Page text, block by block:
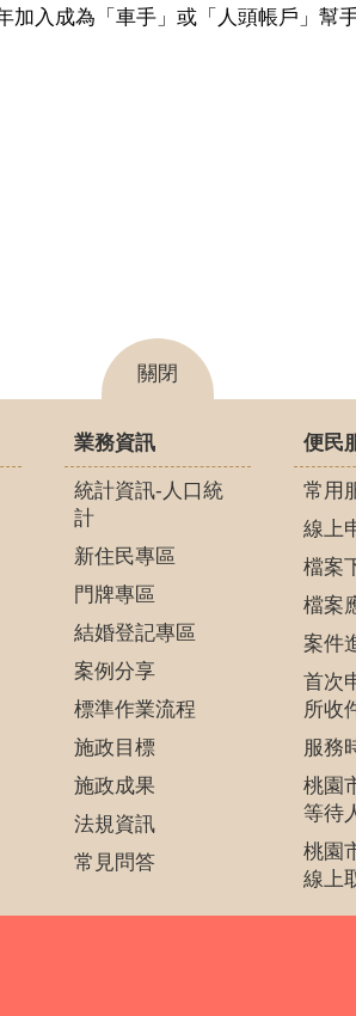
入成為「車手」或「人頭帳戶」
關閉
業務資訊
統計資訊-人口統
計
新住民專區
門牌專區
結婚登記專區
案例分享
標準作業流程
施政目標
施政成果
法規資訊
常見問答
便民
常用
線上
檔案
檔案
案件
首次
所收
服務
桃園
等待
桃園
線上